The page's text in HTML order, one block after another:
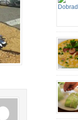
de
gosto
linguiça
alho